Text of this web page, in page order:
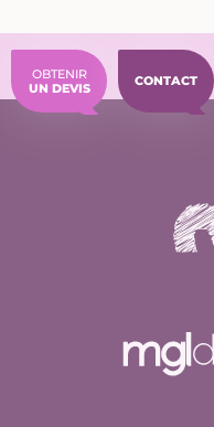
OBTENIR
UN DEVIS
CONTACT